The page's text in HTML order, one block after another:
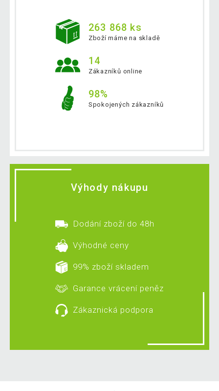
263 868 ks
Zboží máme na skladě
14
Zákazníků online
98%
Spokojených zákazníků
Výhody nákupu
Dodání zboží do 48h
Výhodné ceny
99% zboží skladem
Garance vrácení peněz
Zákaznická podpora